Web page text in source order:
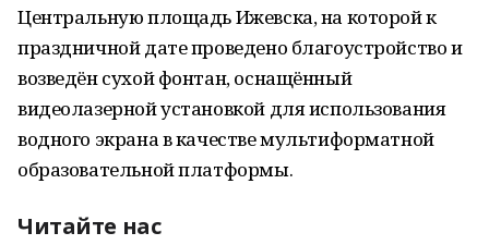
Центральную площадь Ижевска, на которой к
праздничной дате проведено благоустройство и
возведён сухой фонтан, оснащённый
видеолазерной установкой для использования
водного экрана в качестве мультиформатной
образовательной платформы.
Читайте нас